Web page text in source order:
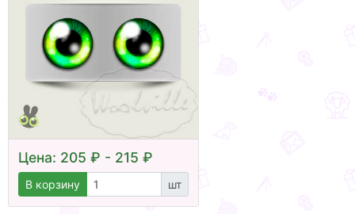
Цена: 205 ₽ - 215 ₽
В корзину шт